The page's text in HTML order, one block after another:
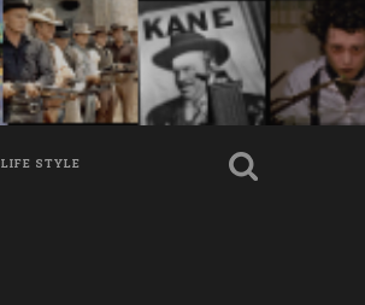
LIFE STYLE